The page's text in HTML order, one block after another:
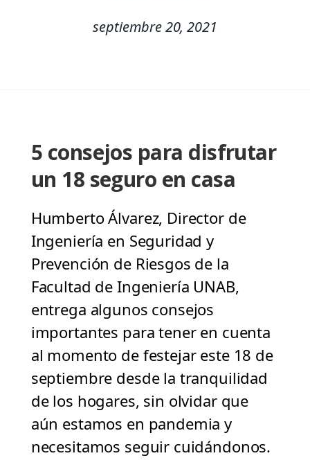
septiembre 20, 2021
5 consejos para disfrutar
un 18 seguro en casa
Humberto Álvarez, Director de
Ingeniería en Seguridad y
Prevención de Riesgos de la
Facultad de Ingeniería UNAB,
entrega algunos consejos
importantes para tener en cuenta
al momento de festejar este 18 de
septiembre desde la tranquilidad
de los hogares, sin olvidar que
aún estamos en pandemia y
necesitamos seguir cuidándonos.